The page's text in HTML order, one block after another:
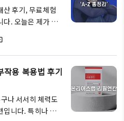
조사를 헷갈려 하
잘 구분하는 것이
측정기는 모델이
가능합니다. 아이..
후기, 무료체험
다. 오늘은 제가 스
니스 회화를 준비
함께 영어 스피킹
필독! 하시길 바랍
란? 우선 스픽이
이기 때문에 PC 환
마트폰이나 패드로
작용 복용법 후기
나 서서히 체력도
니다. 특히나 남성